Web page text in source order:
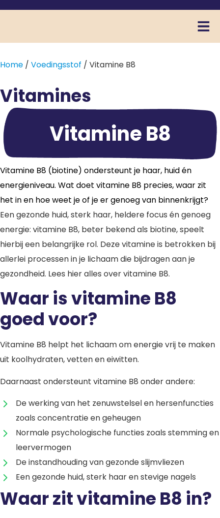
Home / Voedingsstof / Vitamine B8
Vitamines
Vitamine B8
Vitamine B8 (biotine) ondersteunt je haar, huid én
energieniveau. Wat doet vitamine B8 precies, waar zit
het in en hoe weet je of je er genoeg van binnenkrijgt?
Een gezonde huid, sterk haar, heldere focus én genoeg
energie: vitamine B8, beter bekend als biotine, speelt
hierbij een belangrijke rol. Deze vitamine is betrokken bij
allerlei processen in je lichaam die bijdragen aan je
gezondheid. Lees hier alles over vitamine B8.
Waar is vitamine B8
goed voor?
Vitamine B8 helpt het lichaam om energie vrij te maken
uit koolhydraten, vetten en eiwitten.
Daarnaast ondersteunt vitamine B8 onder andere:
De werking van het zenuwstelsel en hersenfuncties
zoals concentratie en geheugen
Normale psychologische functies zoals stemming en
leervermogen
De instandhouding van gezonde slijmvliezen
Een gezonde huid, sterk haar en stevige nagels
Waar zit vitamine B8 in?